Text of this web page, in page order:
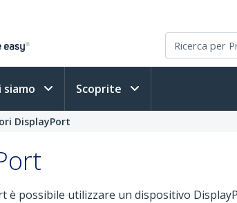
siamo Scoprite
DisplayPort
è possibile utilizzare un dispositivo